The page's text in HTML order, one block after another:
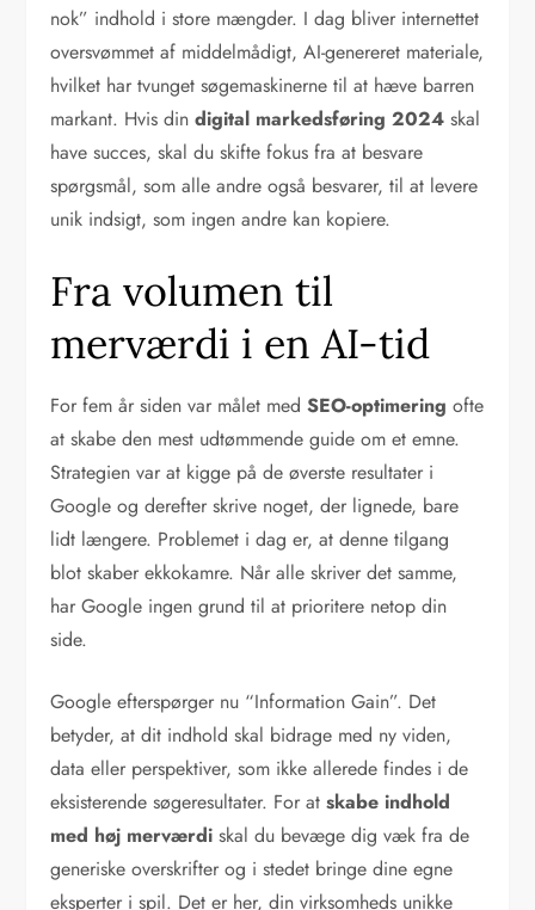
nok” indhold i store mængder. I dag bliver internettet
oversvømmet af middelmådigt, AI-genereret materiale,
hvilket har tvunget søgemaskinerne til at hæve barren
markant. Hvis dindigital markedsføring 2024 skal
have succes, skal du skifte fokus fra at besvare
spørgsmål, som alle andre også besvarer, til at levere
unik indsigt, som ingen andre kan kopiere.
Fra volumen til
merværdi i en AI-tid
For fem år siden var målet medSEO-optimering ofte
at skabe den mest udtømmende guide om et emne.
Strategien var at kigge på de øverste resultater i
Google og derefter skrive noget, der lignede, bare
lidt længere. Problemet i dag er, at denne tilgang
blot skaber ekkokamre. Når alle skriver det samme,
har Google ingen grund til at prioritere netop din
side.
Google efterspørger nu “Information Gain”. Det
betyder, at dit indhold skal bidrage med ny viden,
data eller perspektiver, som ikke allerede findes i de
eksisterende søgeresultater. For atskabe indhold
med høj merværdi skal du bevæge dig væk fra de
generiske overskrifter og i stedet bringe dine egne
eksperter i spil. Det er her, din virksomheds unikke